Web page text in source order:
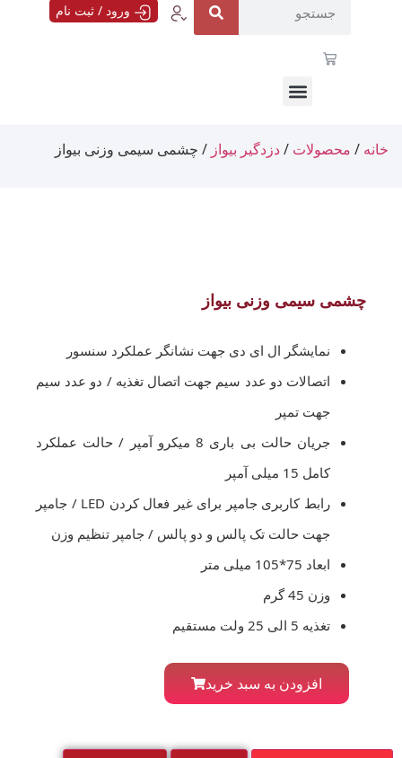
ورود / ثبت نام
خانه / محصولات /دزدگیر بیواز / چشمی سیمی وزنی بیواز
چشمی سیمی وزنی بیواز
نمایشگر ال ای دی جهت نشانگر عملکرد سنسور
اتصالات دو عدد سیم جهت اتصال تغذیه / دو عدد سیم
جهت تمپر
جریان حالت بی باری 8 میکرو آمپر / حالت عملکرد
کامل 15 میلی آمپر
رابط کاربری جامپر برای غیر فعال کردن LED / جامپر
جهت حالت تک پالس و دو پالس / جامپر تنظیم وزن
ابعاد 75*105 میلی متر
وزن 45 گرم
تغذیه 5 الی 25 ولت مستقیم
افزودن به سبد خرید